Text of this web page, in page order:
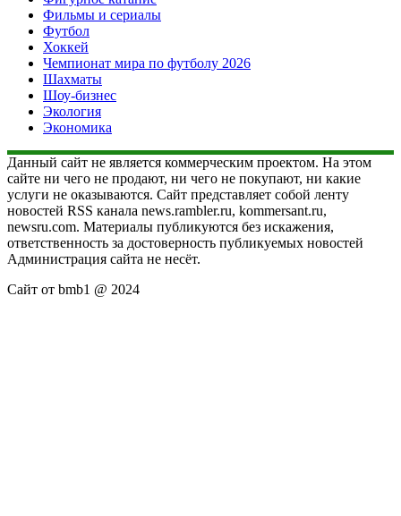
Фильмы и сериалы
Футбол
Хоккей
Чемпионат мира по футболу 2026
Шахматы
Шоу-бизнес
Экология
Экономика
Данный сайт не является коммерческим проектом. На этом
сайте ни чего не продают, ни чего не покупают, ни какие
услуги не оказываются. Сайт представляет собой ленту
новостей RSS канала news.rambler.ru, kommersant.ru,
newsru.com. Материалы публикуются без искажения,
ответственность за достоверность публикуемых новостей
Администрация сайта не несёт.
Сайт от bmb1 @ 2024